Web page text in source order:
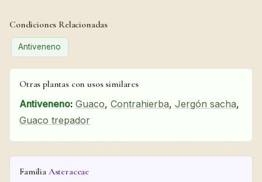
Condiciones Relacionadas
Antiveneno
Otras plantas con usos similares
Antiveneno: Guaco, Contrahierba, Jergón sacha,
Guaco trepador
Familia Asteraceae